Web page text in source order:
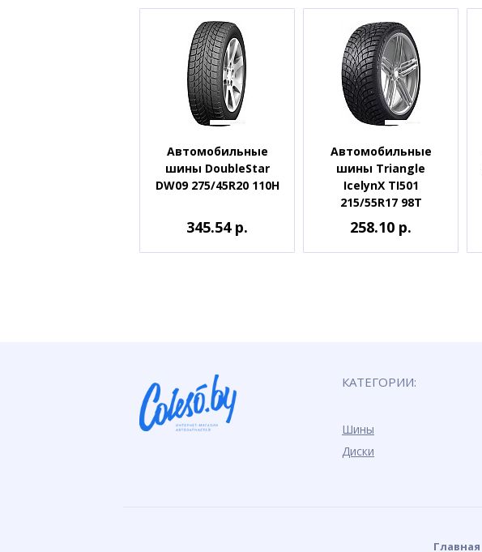
Автомобильные
шины DoubleStar
DW09 275/45R20 110H
345.54 р.
Автомобильные
шины Triangle
IcelynX TI501
215/55R17 98T
258.10 р.
КАТЕГОРИИ:
Шины
Диски
Главная